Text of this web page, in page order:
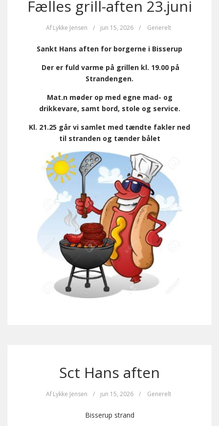
Fælles grill-aften 23.juni
Af Lykke Jensen / jun 15, 2026 / Generelt
Sankt Hans aften for borgerne i Bisserup
Der er fuld varme på grillen kl. 19.00 på
Strandengen.
Mat.n møder op med egne mad- og
drikkevare, samt bord, stole og service.
Kl. 21.25 går vi samlet med tændte fakler ned
til stranden og tænder bålet
Sct Hans aften
Af Lykke Jensen / jun 15, 2026 / Generelt
Bisserup strand